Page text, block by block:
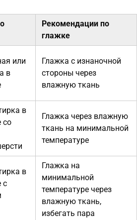
Рекомендации по
глажке
или
в
Глажка с изнаночной
стороны через
влажную ткань
в
со
Глажка через влажную
ткань на минимальной
температуре
в
с
Глажка на
минимальной
температуре через
влажную ткань,
избегать пара